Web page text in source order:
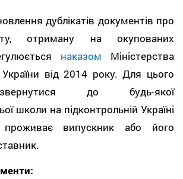
дублікатів документів про
отриману на окупованих
наказом Міністерства
України від 2014 року. Для цього
до будь-якої
школи на підконтрольній Україні
проживає випускник або його